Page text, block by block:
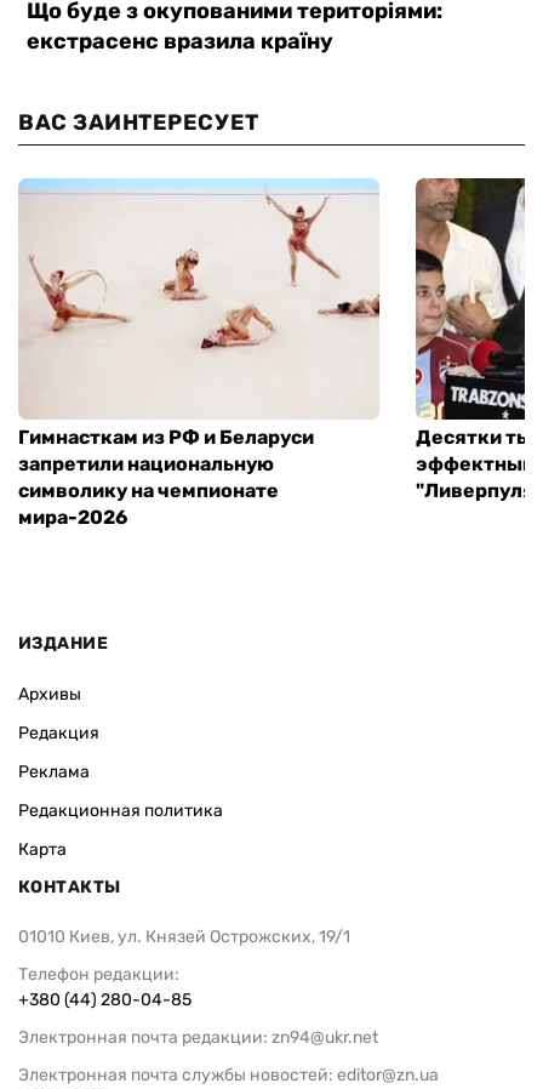
ВАС ЗАИНТЕРЕСУЕТ
Гимнасткам из РФ и Беларуси
запретили национальную
символику на чемпионате
мира-2026
Десятки
эффектный
ИЗДАНИЕ
Архивы
Редакция
Реклама
Редакционная политика
Карта
КОНТАКТЫ
01010 Киев, ул. Князей Острожских, 19/1
Телефон редакции:
+380 (44) 280-04-85
Электронная почта редакции: zn94@ukr.net
Электронная почта службы новостей: editor@zn.ua